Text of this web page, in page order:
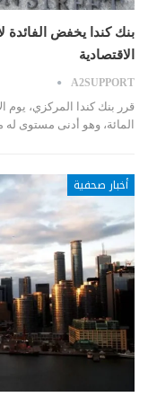
الاقتصادية
A2SUPPORT
المائة، وهو أدنى مستوى
أخبار صحفية